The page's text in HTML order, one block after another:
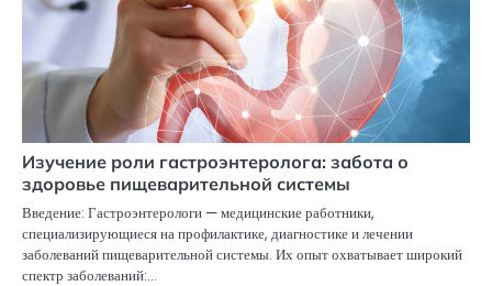
Изучение роли гастроэнтеролога: забота о
здоровье пищеварительной системы
Введение: Гастроэнтерологи — медицинские работники,
специализирующиеся на профилактике, диагностике и лечении
заболеваний пищеварительной системы. Их опыт охватывает широкий
спектр заболеваний:…